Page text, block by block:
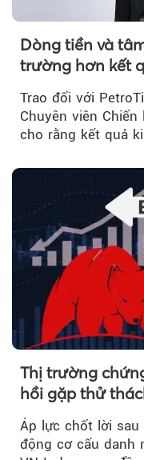
Dòng tiền và
trường hơn kết
Trao đổi với
Chuyên viên Chiến
cho rằng kết quả
Thị trường
hồi gặp thử
Index giảm gần
Áp lực chốt lời
động cơ cấu danh